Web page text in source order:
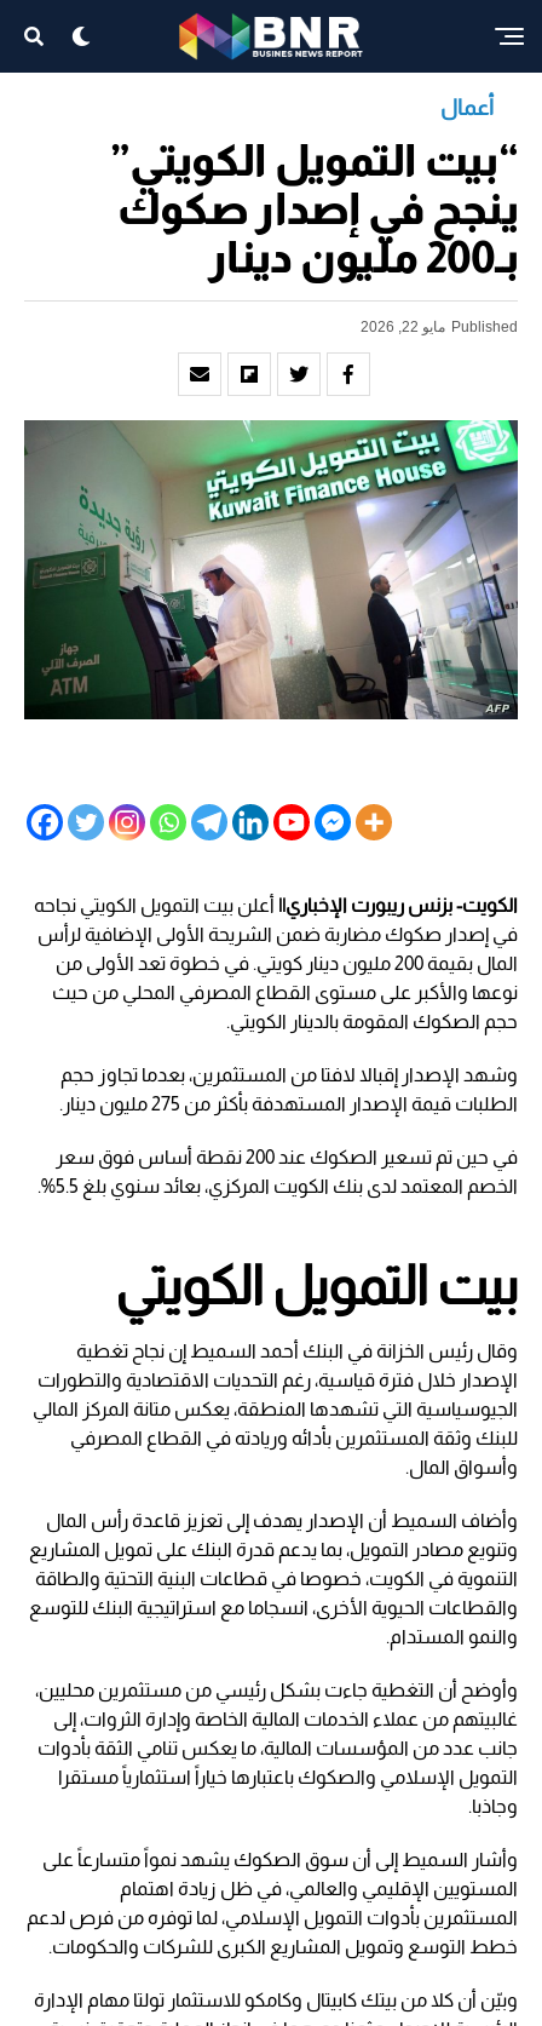
أعمال
“بيت التمويل الكويتي”
ينجح في إصدار صكوك
بـ200 مليون دينار
Published مايو 22, 2026
الكويت- بزنس ريبورت الإخباري|| أعلن بيت التمويل الكويتي نجاحه
في إصدار صكوك مضاربة ضمن الشريحة الأولى الإضافية لرأس
المال بقيمة 200 مليون دينار كويتي. في خطوة تعد الأولى من
نوعها والأكبر على مستوى القطاع المصرفي المحلي من حيث
حجم الصكوك المقومة بالدينار الكويتي.
وشهد الإصدار إقبالا لافتا من المستثمرين، بعدما تجاوز حجم
الطلبات قيمة الإصدار المستهدفة بأكثر من 275 مليون دينار.
في حين تم تسعير الصكوك عند 200 نقطة أساس فوق سعر
الخصم المعتمد لدى بنك الكويت المركزي، بعائد سنوي بلغ 5.5%.
بيت التمويل الكويتي
وقال رئيس الخزانة في البنك أحمد السميط إن نجاح تغطية
الإصدار خلال فترة قياسية، رغم التحديات الاقتصادية والتطورات
الجيوسياسية التي تشهدها المنطقة، يعكس متانة المركز المالي
للبنك وثقة المستثمرين بأدائه وريادته في القطاع المصرفي
وأسواق المال.
وأضاف السميط أن الإصدار يهدف إلى تعزيز قاعدة رأس المال
وتنويع مصادر التمويل، بما يدعم قدرة البنك على تمويل المشاريع
التنموية في الكويت، خصوصا في قطاعات البنية التحتية والطاقة
والقطاعات الحيوية الأخرى، انسجاما مع استراتيجية البنك للتوسع
والنمو المستدام.
وأوضح أن التغطية جاءت بشكل رئيسي من مستثمرين محليين،
غالبيتهم من عملاء الخدمات المالية الخاصة وإدارة الثروات، إلى
جانب عدد من المؤسسات المالية، ما يعكس تنامي الثقة بأدوات
التمويل الإسلامي والصكوك باعتبارها خياراً استثمارياً مستقرا
وجاذبا.
وأشار السميط إلى أن سوق الصكوك يشهد نمواً متسارعاً على
المستويين الإقليمي والعالمي، في ظل زيادة اهتمام
المستثمرين بأدوات التمويل الإسلامي، لما توفره من فرص لدعم
خطط التوسع وتمويل المشاريع الكبرى للشركات والحكومات.
وبيّن أن كلا من بيتك كابيتال وكامكو للاستثمار تولتا مهام الإدارة